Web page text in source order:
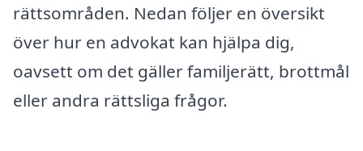
rättsområden. Nedan följer en översikt
över hur en advokat kan hjälpa dig,
oavsett om det gäller familjerätt, brottmål
eller andra rättsliga frågor.